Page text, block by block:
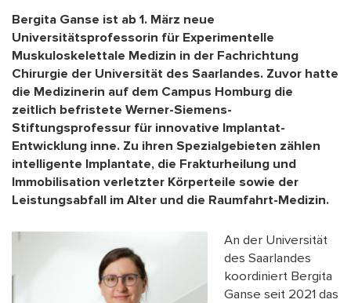
Bergita Ganse ist ab 1. März neue
Universitätsprofessorin für Experimentelle
Muskuloskelettale Medizin in der Fachrichtung
Chirurgie der Universität des Saarlandes. Zuvor hatte
die Medizinerin auf dem Campus Homburg die
zeitlich befristete Werner-Siemens-
Stiftungsprofessur für innovative Implantat-
Entwicklung inne. Zu ihren Spezialgebieten zählen
intelligente Implantate, die Frakturheilung und
Immobilisation verletzter Körperteile sowie der
Leistungsabfall im Alter und die Raumfahrt-Medizin.
An der Universität
des Saarlandes
koordiniert Bergita
Ganse seit 2021 das